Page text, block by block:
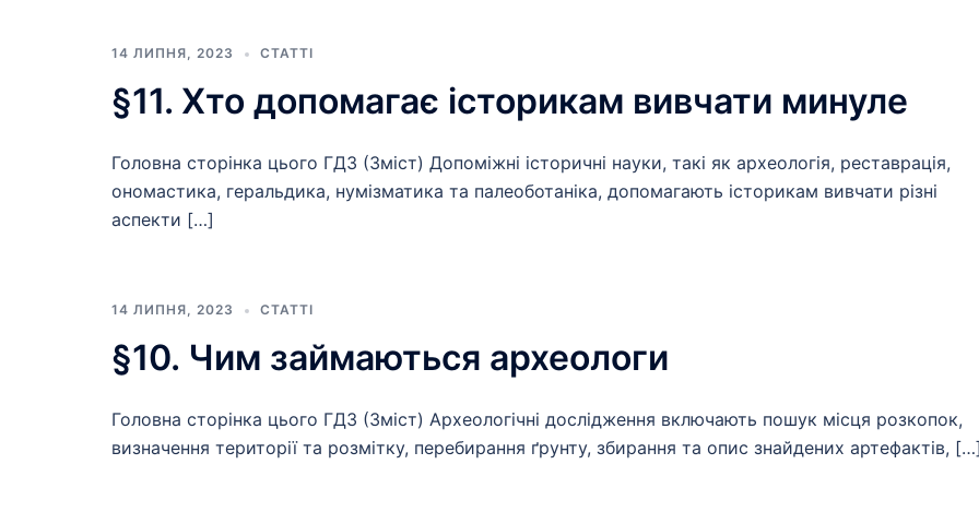
14 ЛИПНЯ, 2023 СТАТТІ
§11. Хто допомагає історикам вивчати минуле
Головна сторінка цього ГДЗ (Зміст) Допоміжні історичні науки, такі як археологія, реставрація,
ономастика, геральдика, нумізматика та палеоботаніка, допомагають історикам вивчати різні
аспекти […]
14 ЛИПНЯ, 2023 СТАТТІ
§10. Чим займаються археологи
Головна сторінка цього ГДЗ (Зміст) Археологічні дослідження включають пошук місця розкопок,
визначення території та розмітку, перебирання ґрунту, збирання та опис знайдених артефактів,